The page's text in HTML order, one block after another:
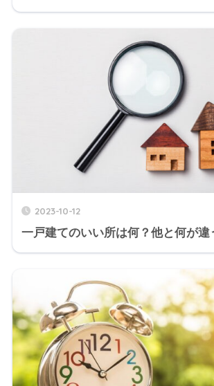
2023-10-12
一戸建てのいい所は何？他と何が違